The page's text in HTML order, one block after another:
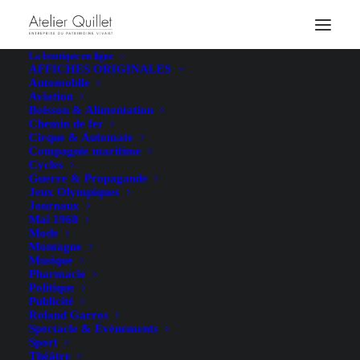
La boutique en ligne
AFFICHES ORIGINALES
Automobile
Aviation
Boisson & Alimentation
Chemin de fer
Cirque & Automate
Compagnie maritime
Cycles
Guerre & Propagande
Jeux Olympiques
Journaux
Mai 1968
Mode
Montagne
Musique
Pharmacie
Politique
Publicité
Roland Garros
Spectacle & Évènements
Sport
Théâtre
Politique de confidentialité et
Conditions générales de vente
(CGV)
1. Objet
Les présentes Conditions Générales de Vente (CGV)
régissent les relations contractuelles entre QUILLET SAS,
ci-après dénommée « le Vendeur », et toute personne
physique ou morale, ci-après dénommée « l’Acheteur »,
souhaitant effectuer un achat sur le site internet de la
Librairie et Atelier Quillet.